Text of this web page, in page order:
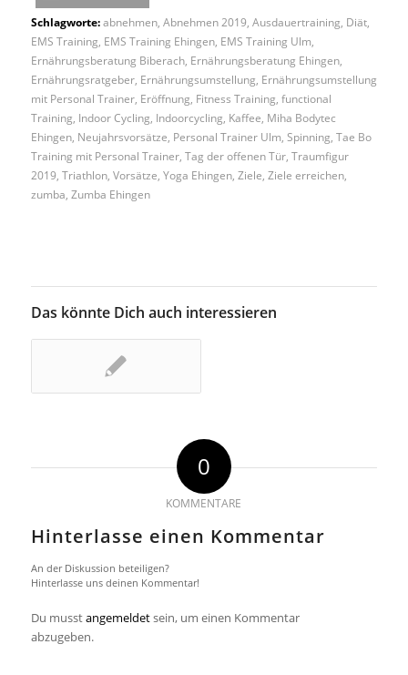
Schlagworte: abnehmen, Abnehmen 2019 Ausdauertraining Diät,
EMS Training EMS Training Ehingen, EMS Training Ulm
Ernährungsberatung Biberach, Ernährungsberatung Ehingen,
Ernährungsratgeber, Ernährungsumstellung Ernährungsumstellung
mit Personal Trainer, Eröffnung Fitness Training functional
Training Indoor Cycling Indoorcycling Kaffee Miha Bodytec
Ehingen, Neujahrsvorsätze Personal Trainer Ulm Spinning Tae Bo
Training mit Personal Trainer, Tag der offenen Tür, Traumfigur
2019 Triathlon, Vorsätze Yoga Ehingen, Ziele Ziele erreichen,
zumba Zumba Ehingen
Das könnte Dich auch interessieren
0
KOMMENTARE
Hinterlasse einen Kommentar
An der Diskussion beteiligen?
Hinterlasse uns deinen Kommentar!
Du musstangemeldetsein, um einen Kommentar
abzugeben.